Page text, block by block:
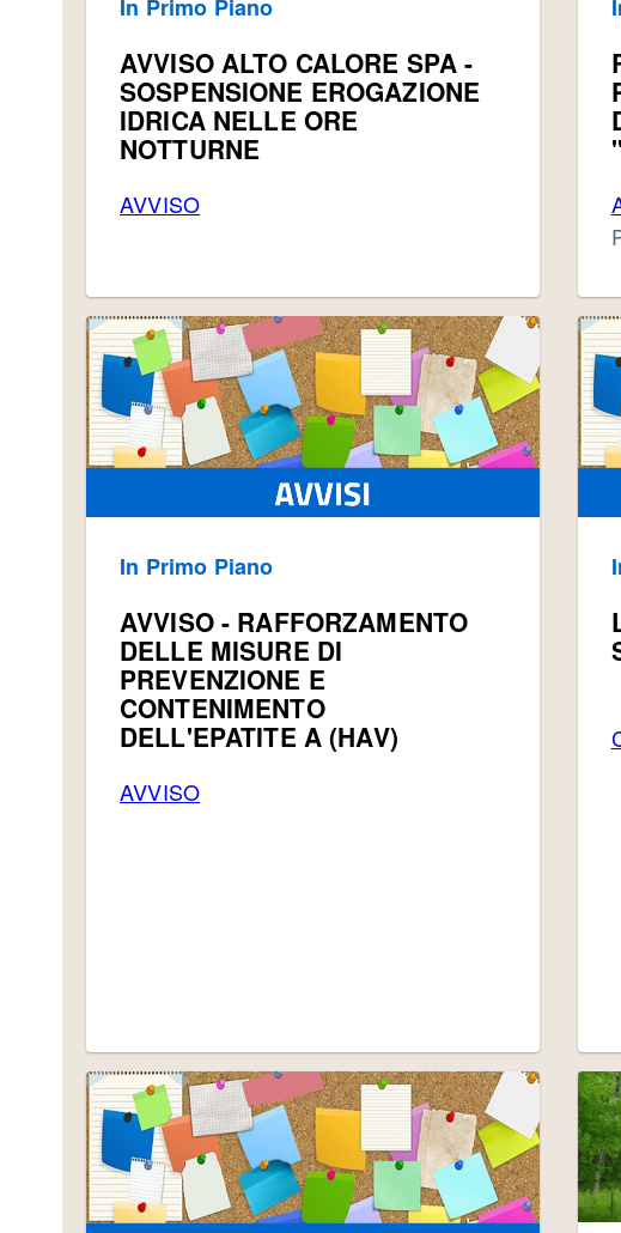
In Primo Piano
AVVISO ALTO CALORE SPA -
SOSPENSIONE EROGAZIONE
IDRICA NELLE ORE
NOTTURNE
AVVISO
In Primo Piano
AVVISO - RAFFORZAMENTO
DELLE MISURE DI
PREVENZIONE E
CONTENIMENTO
DELL'EPATITE A (HAV)
AVVISO